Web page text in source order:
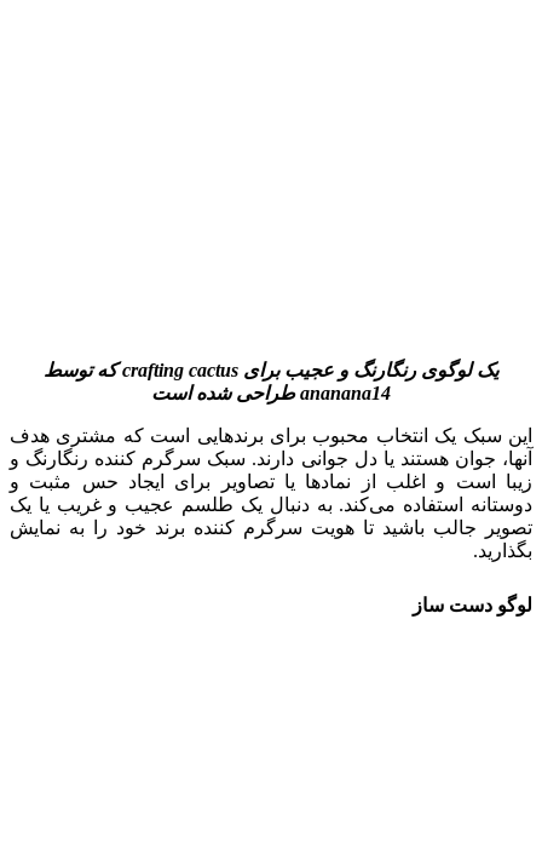
یک لوگوی رنگارنگ و عجیب برای crafting cactusکه توسط
ananana14 طراحی شده است
این سبک یک انتخاب محبوب برای برندهایی است که مشتری هدف
آنها، جوان هستند یا دل جوانی دارند. سبک سرگرم کننده رنگارنگ و
زیبا است و اغلب از نمادها یا تصاویر برای ایجاد حس مثبت و
دوستانه استفاده می‌کند. به دنبال یک طلسم عجیب و غریب یا یک
تصویر جالب باشید تا هویت سرگرم کننده برند خود را به نمایش
بگذارید.
لوگو دست ساز